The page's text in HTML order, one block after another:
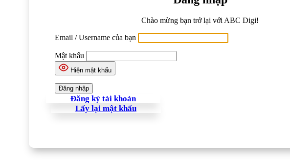
Chào mừng bạn trở lại với ABC Digi!
Email / Username của bạn
Mật khẩu
Hiện mật khẩu
Đăng ký tài khoản
Lấy lại mật khẩu